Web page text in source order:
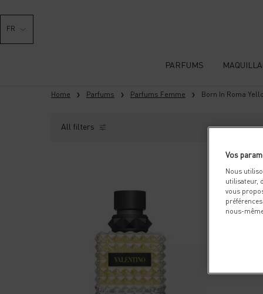
FR
PARFUMS
Contenu principalHome Parfums Parfums Femme Born In Roma
All filters
All Filters menu
Vos
Nous
utilisateur,
vous
nous-